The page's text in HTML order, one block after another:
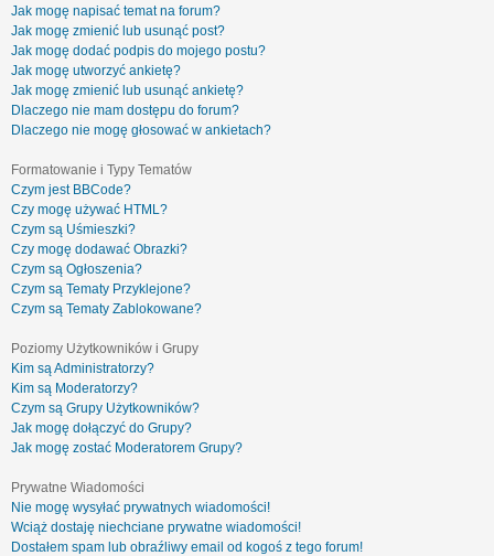
Jak mogę napisać temat na forum?
Jak mogę zmienić lub usunąć post?
Jak mogę dodać podpis do mojego postu?
Jak mogę utworzyć ankietę?
Jak mogę zmienić lub usunąć ankietę?
Dlaczego nie mam dostępu do forum?
Dlaczego nie mogę głosować w ankietach?
Formatowanie i Typy Tematów
Czym jest BBCode?
Czy mogę używać HTML?
Czym są Uśmieszki?
Czy mogę dodawać Obrazki?
Czym są Ogłoszenia?
Czym są Tematy Przyklejone?
Czym są Tematy Zablokowane?
Poziomy Użytkowników i Grupy
Kim są Administratorzy?
Kim są Moderatorzy?
Czym są Grupy Użytkowników?
Jak mogę dołączyć do Grupy?
Jak mogę zostać Moderatorem Grupy?
Prywatne Wiadomości
Nie mogę wysyłać prywatnych wiadomości!
Wciąż dostaję niechciane prywatne wiadomości!
Dostałem spam lub obraźliwy email od kogoś z tego forum!